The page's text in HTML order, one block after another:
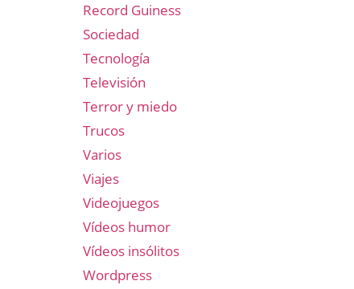
Record Guiness
Sociedad
Tecnología
Televisión
Terror y miedo
Trucos
Varios
Viajes
Videojuegos
Vídeos humor
Vídeos insólitos
Wordpress